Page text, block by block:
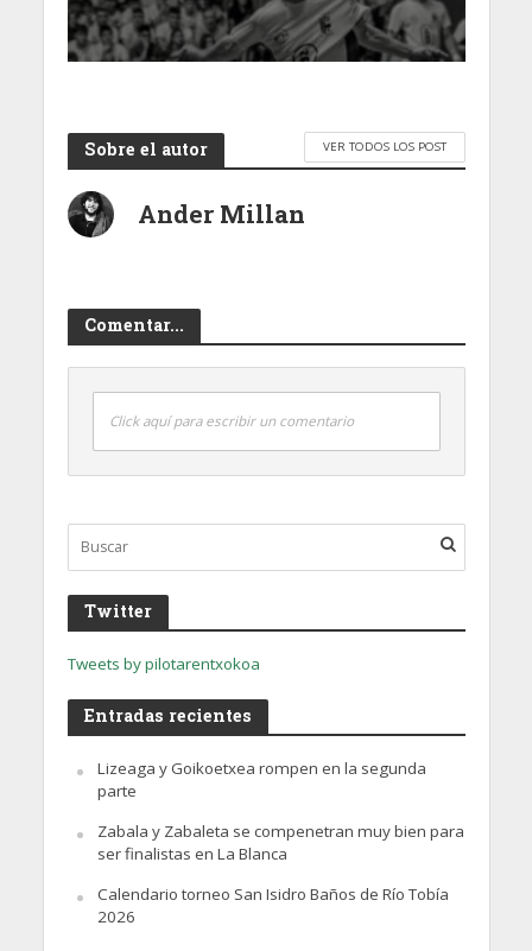
Sobre el autor VER TODOS LOS POST
Ander Millan
Comentar...
Click aquí para escribir un comentario
Twitter
Tweets by pilotarentxokoa
Entradas recientes
Lizeaga y Goikoetxea rompen en la segunda
parte
Zabala y Zabaleta se compenetran muy bien para
ser finalistas en La Blanca
Calendario torneo San Isidro Baños de Río Tobía
2026